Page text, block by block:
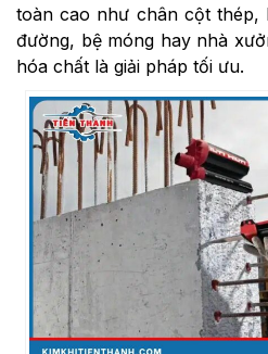
toàn cao như chân cột thép,
đường, bệ móng hay nhà
hóa chất là giải pháp tối ưu.